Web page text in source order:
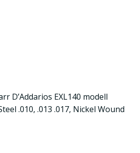
D’Addarios EXL140 modell
.010, .013 .017, Nickel Wound